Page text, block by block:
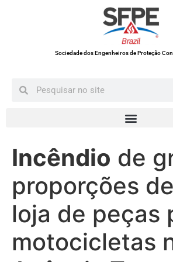
Sociedade dos Engenheiros de Proteção
Incêndio de
proporções
loja de peças
motocicletas